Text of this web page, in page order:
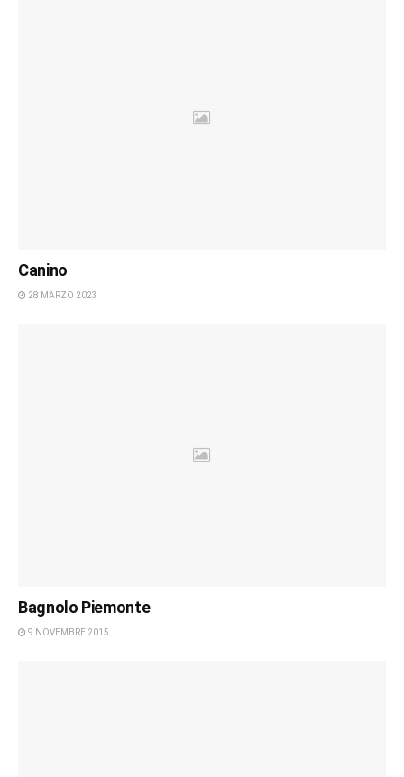
Canino
28 MARZO 2023
Bagnolo Piemonte
9 NOVEMBRE 2015